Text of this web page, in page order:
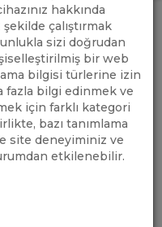
FİYAT ARTIŞINA
BİLGİLENDİRME
ARTIŞINA
A+ A-
hakkında
çalıştırmak
sizi doğrudan
bir web
bilgisi türlerine izin
fazla bilgi edinmek ve
için farklı kategori
bazı tanımlama
site deneyiminiz ve
etkilenebilir.